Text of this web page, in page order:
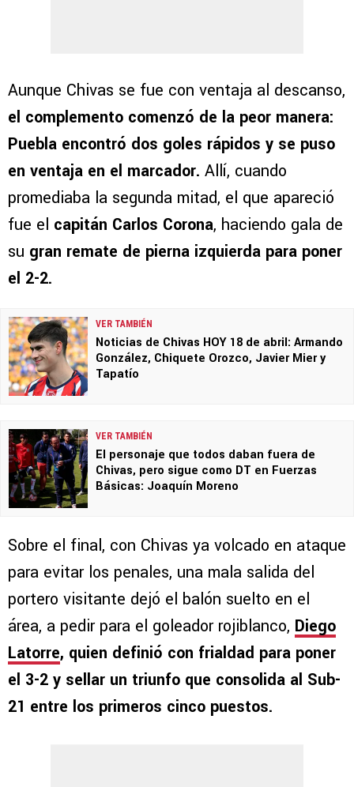
Aunque Chivas se fue con ventaja al descanso,
el complemento comenzó de la peor manera:
Puebla encontró dos goles rápidos y se puso
en ventaja en el marcador. Allí, cuando
promediaba la segunda mitad, el que apareció
fue el capitán Carlos Corona, haciendo gala de
su gran remate de pierna izquierda para poner
el 2-2.
VER TAMBIÉN
Noticias de Chivas HOY 18 de abril: Armando
González, Chiquete Orozco, Javier Mier y
Tapatío
VER TAMBIÉN
El personaje que todos daban fuera de
Chivas, pero sigue como DT en Fuerzas
Básicas: Joaquín Moreno
Sobre el final, con Chivas ya volcado en ataque
para evitar los penales, una mala salida del
portero visitante dejó el balón suelto en el
área, a pedir para el goleador rojiblanco, Diego
Latorre, quien definió con frialdad para poner
el 3-2 y sellar un triunfo que consolida al Sub-
21 entre los primeros cinco puestos.